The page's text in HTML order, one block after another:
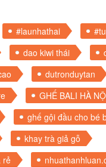
#launhathai
dao kiwi thái
dutronduytan
GHẾ BALI HÀ
ghế gội đầu cho bé
khay trà giả gỗ
rẻ